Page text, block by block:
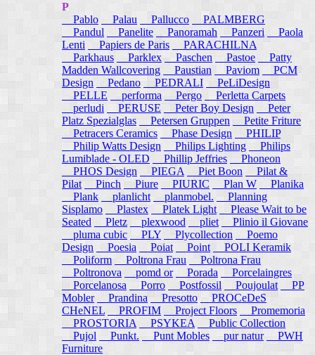
P
Pablo
Palau Pallucco
PALMBERG
Pandul
Panelite Panoramah Panzeri
Paola
Lenti
Papiers de Paris
PARACHILNA
Parkhaus
Parklex Paschen Pastoe
Patty
Madden Wallcovering
Paustian Paviom
PCM
Design
Pedano PEDRALI
PeLiDesign
PELLE
performa Pergo
Perletta Carpets
perludi
PERUSE Peter Boy Design
Peter
Platz Spezialglas
Petersen Gruppen
Petite Friture
Petracers Ceramics
Phase Design
PHILIP
Philip Watts Design
Philips Lighting
Philips
Lumiblade - OLED
Phillip Jeffries
Phoneon
PHOS Design
PIEGA Piet Boon
Pilat &
Pilat
Pinch Piure PIURIC Plan W
Planika
Plank
planlicht planmobel. Planning
Sisplamo
Plastex Platek Light
Please Wait to be
Seated
Pletz plexwood pliet
Plinio il Giovane
pluma cubic
PLY Plycollection
Poemo
Design
Poesia Poiat Point
POLI Keramik
Poliform
Poltrona Frau
Poltrona Frau
Poltronova
pomd or Porada
Porcelaingres
Porcelanosa
Porro Postfossil Poujoulat
PP
Mobler
Prandina Presotto
PROCeDeS
CHeNEL
PROFIM Project Floors
Promemoria
PROSTORIA
PSYKEA
Public Collection
Pujol
Punkt. Punt Mobles pur natur
PWH
Furniture